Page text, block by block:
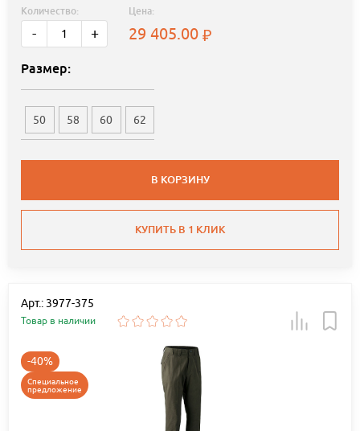
Количество:
- +
Цена:
29 405.00
Размер:
50 58 60 62
В КОРЗИНУ
КУПИТЬ В 1 КЛИК
Арт.: 3977-375
Товар в наличии
-40%
Специальное
предложение